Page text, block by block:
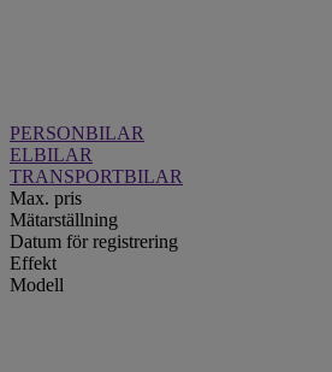
PERSONBILAR
ELBILAR
TRANSPORTBILAR
Max. pris
Mätarställning
Datum för registrering
Effekt
Modell